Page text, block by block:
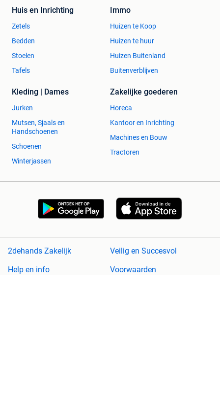
Huis en Inrichting
Zetels
Bedden
Stoelen
Tafels
Immo
Huizen te Koop
Huizen te huur
Huizen Buitenland
Buitenverblijven
Kleding | Dames
Jurken
Mutsen, Sjaals en
Handschoenen
Schoenen
Winterjassen
Zakelijke goederen
Horeca
Kantoor en Inrichting
Machines en Bouw
Tractoren
2dehands Zakelijk
Veilig en Succesvol
Help en info
Voorwaarden